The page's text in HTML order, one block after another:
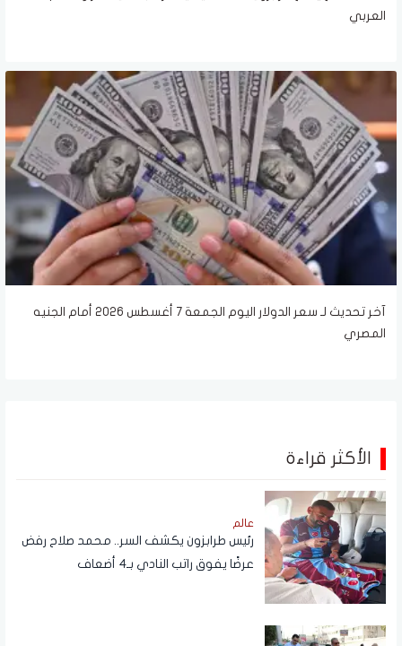
العربي
آخر تحديث لـ سعر الدولار اليوم الجمعة 7 أغسطس 2026 أمام الجنيه
المصري
الأكثر قراءة
عالم
رئيس طرابزون يكشف السر.. محمد صلاح رفض
عرضًا يفوق راتب النادي بـ4 أضعاف